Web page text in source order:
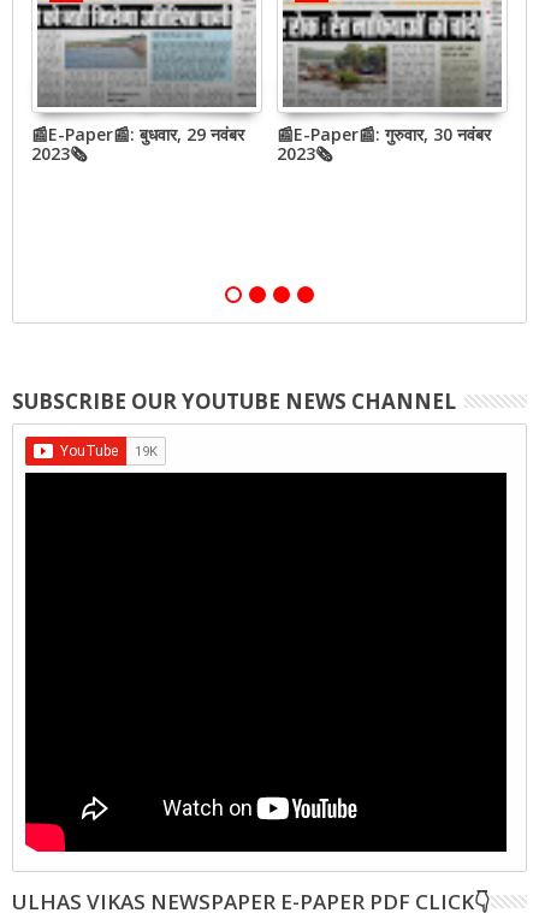
📰E-Paper📰: बुधवार, 29 नवंबर
2023🗞
📰E-Paper📰: गुरुवार, 30 नवंबर
2023🗞
SUBSCRIBE OUR YOUTUBE NEWS CHANNEL
ULHAS VIKAS NEWSPAPER E-PAPER PDF CLICK👇